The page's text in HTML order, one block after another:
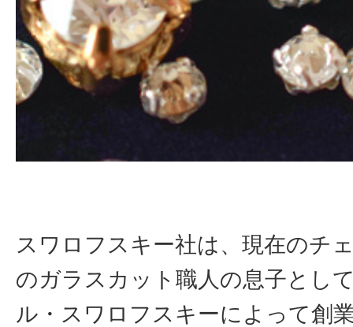
スワロフスキー社は、現在のチ
のガラスカット職人の息子とし
ル・スワロフスキーによって創